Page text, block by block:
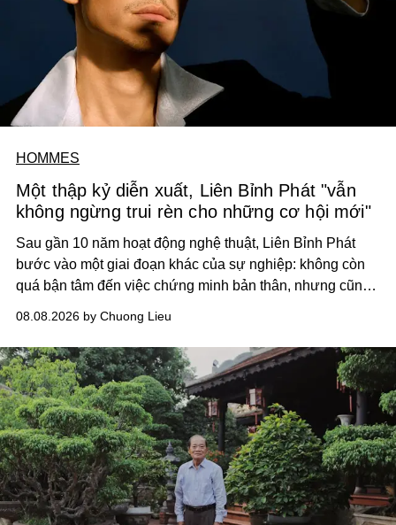
HOMMES
Một thập kỷ diễn xuất, Liên Bỉnh Phát "vẫn
không ngừng trui rèn cho những cơ hội mới"
Sau gần 10 năm hoạt động nghệ thuật, Liên Bỉnh Phát
bước vào một giai đoạn khác của sự nghiệp: không còn
quá bận tâm đến việc chứng minh bản thân, nhưng cũng
phim điện ảnh trong nửa đầu 2026 đến hành trình trở lại
vớiRunning Man Vietnam, nam diễn viên nhìn công việc
bằng một tâm thế điềm tĩnh hơn. Anh tiếp tục học hỏi, trau
dồi và chờ đợi những vai diễn đủ sức đưa mình đến
những vùng đất mới. Ở tuổi ngoài 30, điều anh theo đuổi
không phải những đích đến quá lớn, mà là khả năng luôn
tiến về phía trước.
08.08.2026 by Chuong Lieu